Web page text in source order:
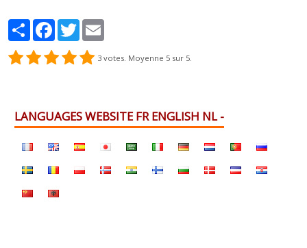
PartagerFacebook
Twitter
3 votes. Moyenne 5 sur 5.
LANGUAGES WEBSITE FR ENGLISH NL -